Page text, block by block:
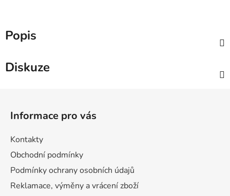
Popis
Diskuze
Informace pro vás
Kontakty
Obchodní podmínky
Podmínky ochrany osobních údajů
Reklamace, výměny a vrácení zboží